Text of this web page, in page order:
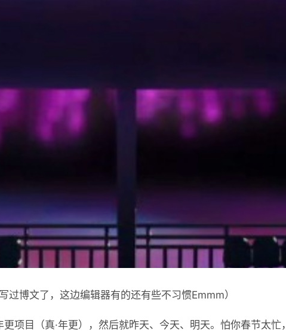
过博文了，这边编辑器有的还有些不习惯Emmm）
项目（真·年更），然后就昨天、今天、明天。怕你春节太忙，